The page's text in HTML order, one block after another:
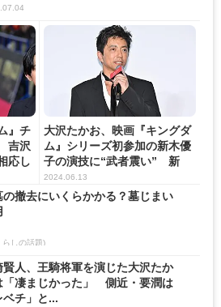
』チ
吉沢
応し
大沢たかお、映画『キングダ
ム』シリーズ初参加の新木優
子の演技に“武者震い” 新
木...
2024.06.13
の撤去にいくらかかる？墓じまい
らしの話題)
賢人、王騎将軍を演じた大沢たか
「凄まじかった」 側近・要潤は
ベチ」と...